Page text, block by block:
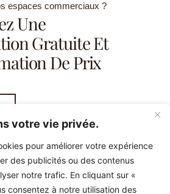
votre vie privée.
pour améliorer votre expérience
des publicités ou des contenus
notre trafic. En cliquant sur «
consentez à notre utilisation des
espaces commerciaux ?
Une
Gratuite Et
De Prix